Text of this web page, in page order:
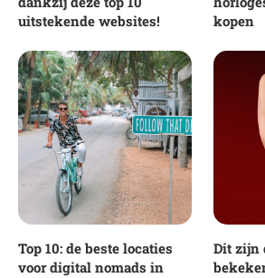
uitstekende websites!
kopen
Top 10: de beste locaties
voor digital nomads in
Dit zijn